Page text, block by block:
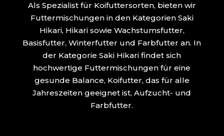
Als Spezialist für Koifuttersorten, bieten wir
Futtermischungen in den Kategorien Saki
Hikari, Hikari sowie Wachstumsfutter,
Basisfutter, Winterfutter und Farbfutter an. In
der Kategorie Saki Hikari findet sich
hochwertige Futtermischungen für eine
gesunde Balance, Koifutter, das für alle
Jahreszeiten geeignet ist, Aufzucht- und
Farbfutter.